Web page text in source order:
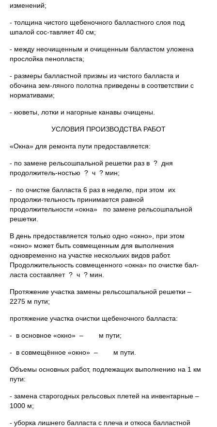
изменений;
- толщина чистого щебеночного балластного слоя под
шпалой сос-тавляет 40 см;
- между неочищенным и очищенным балластом уложена
прослойка пенопласта;
- размеры балластной призмы из чистого балласта и
обочина зем-ляного полотна приведены в соответствии с
нормативами;
- кюветы, лотки и нагорные канавы очищены.
УСЛОВИЯ ПРОИЗВОДСТВА РАБОТ
«Окна» для ремонта пути предоставляется:
- по замене рельсошпальной решетки раз в ? дня
продолжитель-ностью ? ч ? мин;
- по очистке балласта 6 раз в неделю, при этом их
продолжи-тельность принимается равной
продолжительности «окна» по замене рельсошпальной
решетки.
В день предоставляется только одно «окно», при этом
«окно» может быть совмещенным для выполнения
одновременно на участке нескольких видов работ.
Продолжительность совмещенного «окна» по очистке бал-
ласта составляет ? ч ? мин.
Протяжение участка замены рельсошпальной решетки –
2275 м пути;
протяжение участка очистки щебеночного балласта:
- в основное «окно» – м пути;
- в совмещённое «окно» – м пути.
Объемы основных работ, подлежащих выполнению на 1 км
пути:
- замена старогодных рельсовых плетей на инвентарные –
1000 м;
- уборка лишнего балласта с плеча и откоса балластной